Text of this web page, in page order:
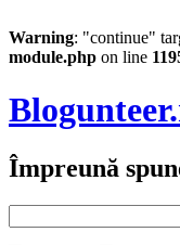
Warning: "continue"
module.php on line
Împreună